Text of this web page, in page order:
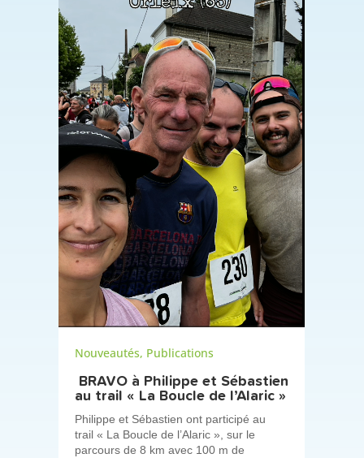
Nouveautés, Publications
BRAVO à Philippe et Sébastien
au trail « La Boucle de l’Alaric »
Philippe et Sébastien ont participé au
trail « La Boucle de l’Alaric », sur le
parcours de 8 km avec 100 m de